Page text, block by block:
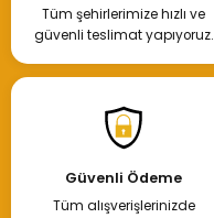
Tüm şehirlerimize hızlı ve
güvenli teslimat yapıyoruz.
Güvenli Ödeme
Tüm alışverişlerinizde